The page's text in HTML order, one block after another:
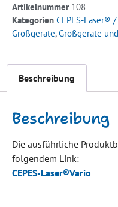
Artikelnummer 108
Kategorien CEPES-Laser®
Großgeräte,Großgeräte
Beschreibung
Beschreibung
Die ausführliche
folgendem Link:
CEPES-Laser®Vario